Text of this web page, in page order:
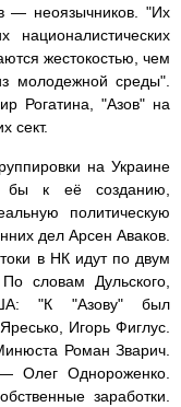
— неоязычников. "Их
националистических
жестокостью, чем
молодежной среды".
Рогатина, "Азов" на
сект.
на Украине
бы к её созданию,
политическую
дел Арсен Аваков.
в НК идут по двум
словам Дульского,
"К "Азову" был
Игорь Фиглус.
Роман Зварич.
Олег Однороженко.
заработки.